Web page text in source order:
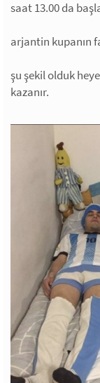
saat 13.00 da
arjantin kupanın
şu şekil olduk
kazanır.